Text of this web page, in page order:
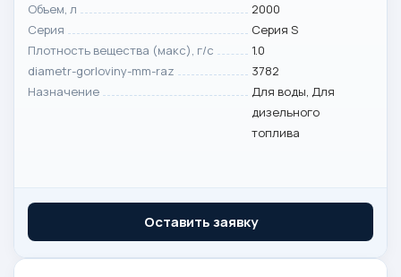
Объем, л
2000
Серия
Серия S
Плотность вещества (макс), г/с
1.0
diametr-gorloviny-mm-raz
3782
Назначение
Для воды, Для
дизельного
топлива
Оставить заявку